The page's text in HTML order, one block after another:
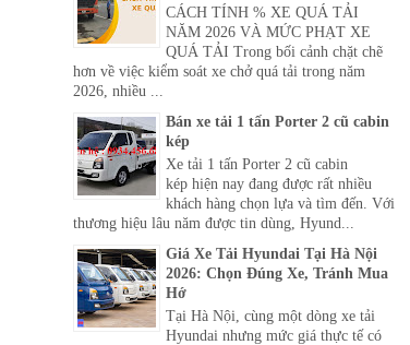
CÁCH TÍNH % XE QUÁ TẢI
NĂM 2026 VÀ MỨC PHẠT XE
QUÁ TẢI Trong bối cảnh chặt chẽ
hơn về việc kiểm soát xe chở quá tải trong năm
2026, nhiều ...
Bán xe tải 1 tấn Porter 2 cũ cabin
kép
Xe tải 1 tấn Porter 2 cũ cabin
kép hiện nay đang được rất nhiều
khách hàng chọn lựa và tìm đến. Với
thương hiệu lâu năm được tin dùng, Hyund...
Giá Xe Tải Hyundai Tại Hà Nội
2026: Chọn Đúng Xe, Tránh Mua
Hớ
Tại Hà Nội, cùng một dòng xe tải
Hyundai nhưng mức giá thực tế có